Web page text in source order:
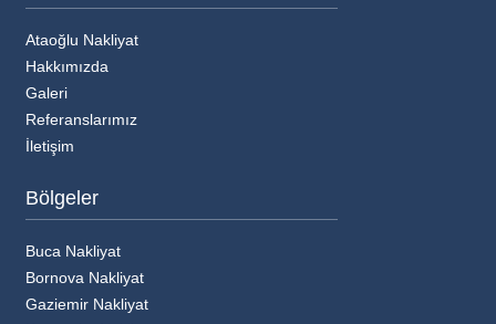
Ataoğlu Nakliyat
Hakkımızda
Galeri
Referanslarımız
İletişim
Bölgeler
Buca Nakliyat
Bornova Nakliyat
Gaziemir Nakliyat